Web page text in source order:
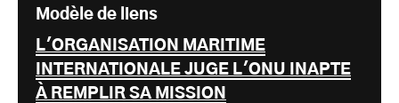
Modèle de liens
L'ORGANISATION MARITIME
INTERNATIONALE JUGE L'ONU INAPTE
À REMPLIR SA MISSION